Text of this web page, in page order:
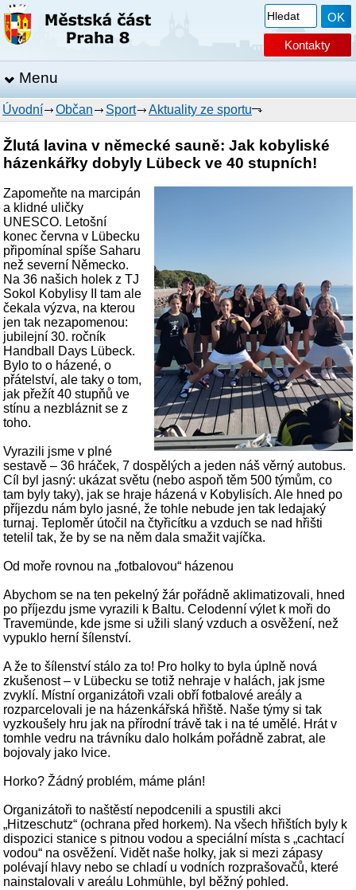
Kontakty
Menu
Úvodní Občan Sport Aktuality ze sportu
Žlutá lavina v německé sauně: Jak kobyliské
házenkářky dobyly Lübeck ve 40 stupních!
Zapomeňte na marcipán
a klidné uličky
UNESCO. Letošní
konec června v Lübecku
připomínal spíše Saharu
než severní Německo.
Na 36 našich holek z TJ
Sokol Kobylisy II tam ale
čekala výzva, na kterou
jen tak nezapomenou:
jubilejní 30. ročník
Handball Days Lübeck.
Bylo to o házené, o
přátelství, ale taky o tom,
jak přežít 40 stupňů ve
stínu a nezbláznit se z
toho.
Vyrazili jsme v plné
sestavě – 36 hráček, 7 dospělých a jeden náš věrný autobus.
Cíl byl jasný: ukázat světu (nebo aspoň těm 500 týmům, co
tam byly taky), jak se hraje házená v Kobylisích. Ale hned po
příjezdu nám bylo jasné, že tohle nebude jen tak ledajaký
turnaj. Teploměr útočil na čtyřicítku a vzduch se nad hřišti
tetelil tak, že by se na něm dala smažit vajíčka.
Od moře rovnou na „fotbalovou“ házenou
Abychom se na ten pekelný žár pořádně aklimatizovali, hned
po příjezdu jsme vyrazili k Baltu. Celodenní výlet k moři do
Travemünde, kde jsme si užili slaný vzduch a osvěžení, než
vypuklo herní šílenství.
A že to šílenství stálo za to! Pro holky to byla úplně nová
zkušenost – v Lübecku se totiž nehraje v halách, jak jsme
zvyklí. Místní organizátoři vzali obří fotbalové areály a
rozparcelovali je na házenkářská hřiště. Naše týmy si tak
vyzkoušely hru jak na přírodní trávě tak i na té umělé. Hrát v
tomhle vedru na trávníku dalo holkám pořádně zabrat, ale
bojovaly jako lvice.
Horko? Žádný problém, máme plán!
Organizátoři to naštěstí nepodcenili a spustili akci
„Hitzeschutz“ (ochrana před horkem). Na všech hřištích byly k
dispozici stanice s pitnou vodou a speciální místa s „cachtací
vodou“ na osvěžení. Vidět naše holky, jak si mezi zápasy
polévají hlavy nebo se chladí u vodních rozprašovačů, které
nainstalovali v areálu Lohmühle, byl běžný pohled.